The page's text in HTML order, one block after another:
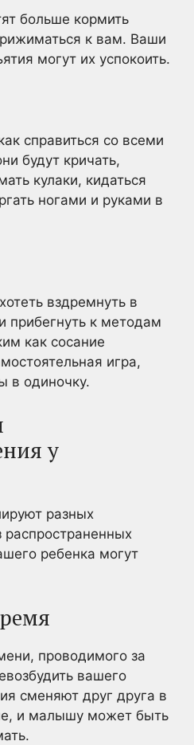
больше кормить
к вам. Ваши
могут их успокоить.
справиться со всеми
будут кричать,
кулаки, кидаться
ногами и руками в
вздремнуть в
прибегнуть к методам
как сосание
игра,
в одиночку.
у
разных
ребенка могут
проводимого за
вашего
сменяют друг друга в
и малышу может быть